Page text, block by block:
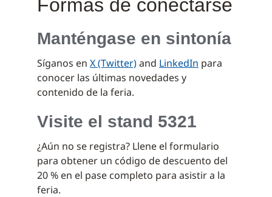
Formas de conectarse
Manténgase en sintonía
Síganos en X (Twitter)and LinkedIn para
conocer las últimas novedades y
contenido de la feria.
Visite el stand 5321
¿Aún no se registra? Llene el formulario
para obtener un código de descuento del
20 % en el pase completo para asistir a la
feria.